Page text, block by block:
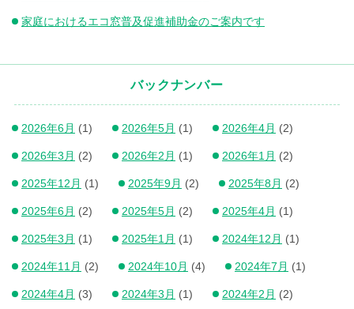
家庭におけるエコ窓普及促進補助金のご案内です
バックナンバー
2026年6月 (1) 2026年5月 (1) 2026年4月 (2)
2026年3月 (2) 2026年2月 (1) 2026年1月 (2)
2025年12月 (1) 2025年9月 (2) 2025年8月 (2)
2025年6月 (2) 2025年5月 (2) 2025年4月 (1)
2025年3月 (1) 2025年1月 (1) 2024年12月 (1)
2024年11月 (2) 2024年10月 (4) 2024年7月 (1)
2024年4月 (3) 2024年3月 (1) 2024年2月 (2)